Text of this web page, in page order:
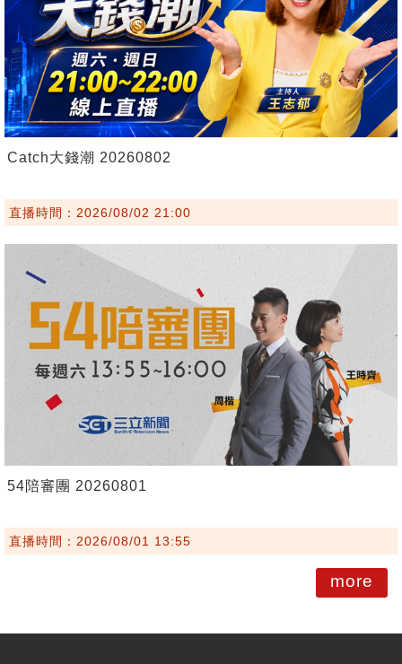
Catch大錢潮 20260802
直播時間：2026/08/02 21:00
54陪審團 20260801
直播時間：2026/08/01 13:55
more